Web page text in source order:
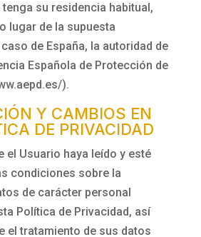
tenga su residencia habitual,
lugar de la supuesta
de España, la autoridad de
Española de Protección de
).
Y CAMBIOS EN
DE PRIVACIDAD
el Usuario haya leído y esté
condiciones sobre la
de carácter personal
Política de Privacidad, así
el tratamiento de sus datos